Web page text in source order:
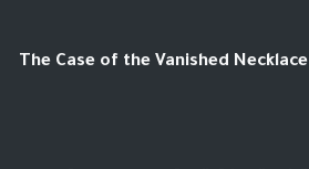
The Case of the Vanished Necklace